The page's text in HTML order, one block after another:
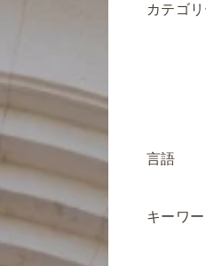
カテゴ
言語
キーワー